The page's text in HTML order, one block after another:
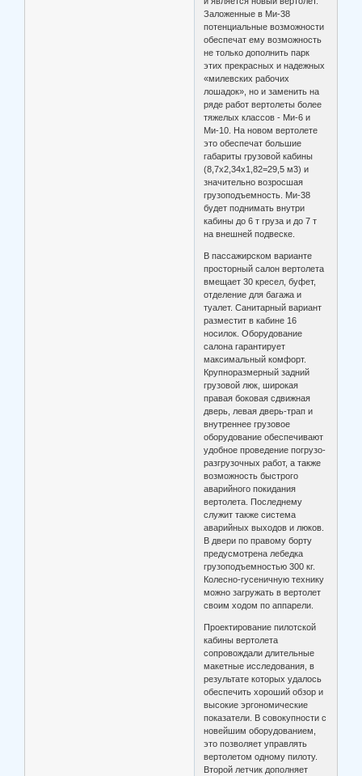
Заложенные в Ми-38
потенциальные возможности
обеспечат ему возможность
не только дополнить парк
этих прекрасных и надежных
«милевских рабочих
лошадок», но и заменить на
ряде работ вертолеты более
тяжелых классов - Ми-6 и
Ми-10. На новом вертолете
это обеспечат большие
габариты грузовой кабины
(8,7x2,34x1,82=29,5 м3) и
значительно возросшая
грузоподъемность. Ми-38
будет поднимать внутри
кабины до 6 т груза и до 7 т
на внешней подвеске.
В пассажирском варианте
просторный салон вертолета
вмещает 30 кресел, буфет,
отделение для багажа и
туалет. Санитарный вариант
разместит в кабине 16
носилок. Оборудование
салона гарантирует
максимальный комфорт.
Крупноразмерный задний
грузовой люк, широкая
правая боковая сдвижная
дверь, левая дверь-трап и
внутреннее грузовое
оборудование обеспечивают
удобное проведение погрузо-
разгрузочных работ, а также
возможность быстрого
аварийного покидания
вертолета. Последнему
служит также система
аварийных выходов и люков.
В двери по правому борту
предусмотрена лебедка
грузоподъемностью 300 кг.
Колесно-гусеничную технику
можно загружать в вертолет
своим ходом по аппарели.
Проектирование пилотской
кабины вертолета
сопровождали длительные
макетные исследования, в
результате которых удалось
обеспечить хороший обзор и
высокие эргономические
показатели. В совокупности с
новейшим оборудованием,
это позволяет управлять
вертолетом одному пилоту.
Второй летчик дополняет